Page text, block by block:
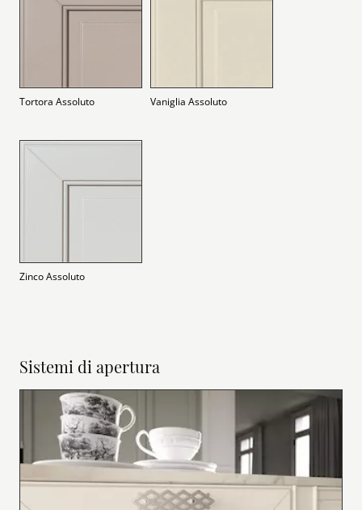
Tortora Assoluto Vaniglia Assoluto
Zinco Assoluto
Sistemi di apertura